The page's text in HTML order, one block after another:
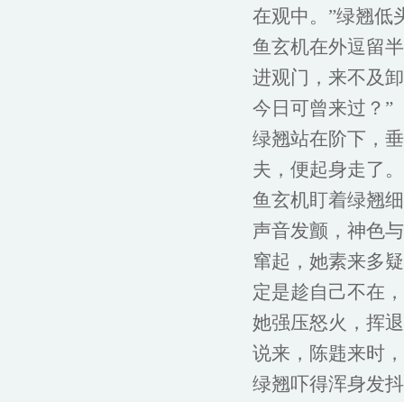
在观中。”绿翘低
鱼玄机在外逗留
进观门，来不及
今日可曾来过？”
绿翘站在阶下，
夫，便起身走了
鱼玄机盯着绿翘
声音发颤，神色
窜起，她素来多
定是趁自己不在
她强压怒火，挥
说来，陈韪来时
绿翘吓得浑身发